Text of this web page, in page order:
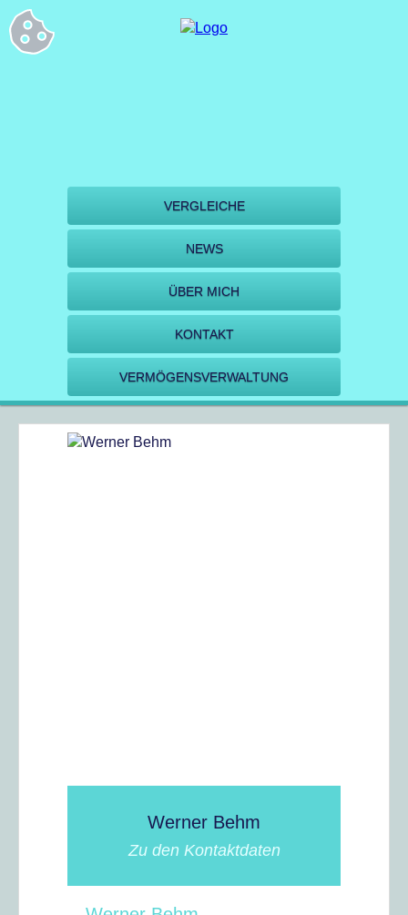
VERGLEICHE
NEWS
ÜBER MICH
KONTAKT
VERMÖGENSVERWALTUNG
Werner Behm
Zu den Kontaktdaten